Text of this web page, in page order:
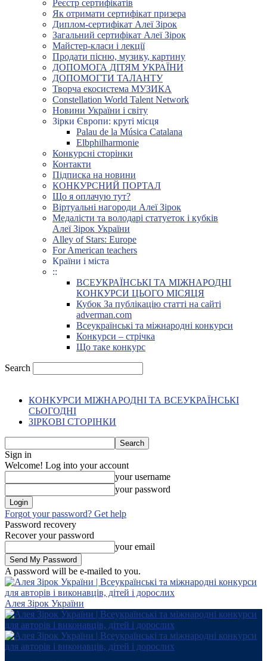
Реєстр сертифікатів
Як отримати сертифікат призера
Диплом-сертифікат Алеї Зірок
Загальний сертифікат Алеї Зірок
Майстер-класи і лекції
Продати пісню, музику, картину
ДОПОМОГА ДІТЯМ УКРАЇНИ
ДОПОМОГТИ ТАЛАНТУ
Творча екосистема МУЗИКА
Constellation World Talent Network
Новини України і світу
Зірки Європи: круті місця
Palau de la Música Catalana
Elbphilharmonie
Конкурсні сторінки
Контакти
Підписка на новини
КОНКУРСНИЙ ПОРТАЛ
Що я оплачую тут?
Віртуальні нагороди Алеї Зірок
Медалісти та володарі статуеток і кубків
Алеї Зірок України
Alley of Stars: Europe
For American teachers
Країни і міста
::
ВСЕУКРАЇНСЬКІ ТА МІЖНАРОДНІ
КОНКУРСИ ЦЬОГО МІСЯЦЯ
Кубок За публікацію статті на сайті
adverman.com
Всеукраїнські та міжнародні конкурси
Конкурси – стрічка
Що таке конкурс
Search
КОНКУРСИ МІЖНАРОДНІ ТА ВСЕУКРАЇНСЬКІ
СЬОГОДНІ
ЗІРКОВІ СТОРІНКИ
Sign in
Welcome! Log into your account
your username
your password
Forgot your password? Get help
Password recovery
Recover your password
your email
A password will be e-mailed to you.
Алея Зірок України